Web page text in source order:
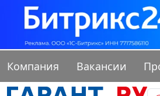
Компания Вакансии